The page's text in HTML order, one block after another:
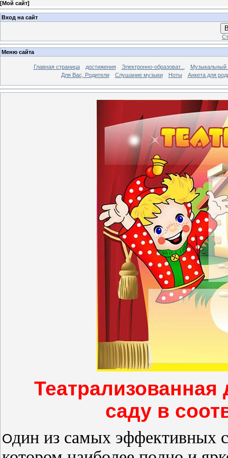
[Мой сайт]
Вход на сайт
Меню сайта
Главная страница достижения Электронно-образоват...
Музыкальный
Для Вас, Родители
Слушание музыки Ноты Анкета для
Театрализованная
саду в
Один из самых эффективных